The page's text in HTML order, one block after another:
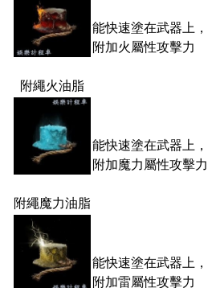
附繩火油脂
能快速塗在武器上，
附加火屬性攻擊力
附繩魔力油脂
能快速塗在武器上，
附加魔力屬性攻擊力
能快速塗在武器上，
附加雷屬性攻擊力